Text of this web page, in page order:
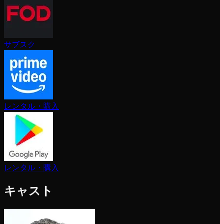
サブスク
レンタル・購入
レンタル・購入
キャスト